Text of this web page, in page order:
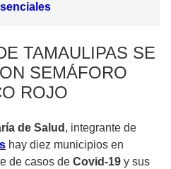
TAMAULIPAS SE
SEMÁFORO
ROJO
de Salud , integrante de
hay diez municipios en
de casos de Covid-19 y sus